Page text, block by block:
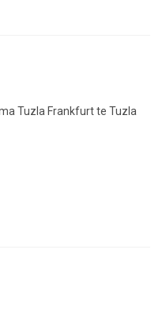
Tuzla Frankfurt te Tuzla